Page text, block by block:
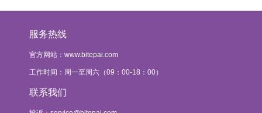
服务热线
官方网站：www.bitepai.com
工作时间：周一至周六（09：00-18：00）
联系我们